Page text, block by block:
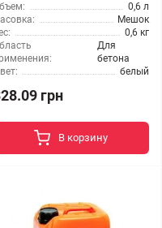
0,6 л
Мешок
0,6 кг
Для
бетона
белый
грн
В корзину